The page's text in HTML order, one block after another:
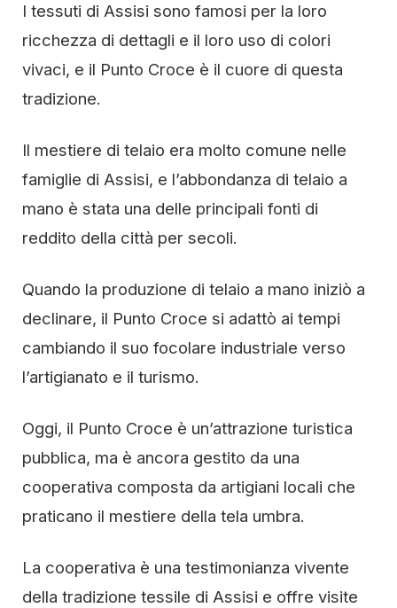
I tessuti di Assisi sono famosi per la loro
ricchezza di dettagli e il loro uso di colori
vivaci, e il Punto Croce è il cuore di questa
tradizione.
Il mestiere di telaio era molto comune nelle
famiglie di Assisi, e l’abbondanza di telaio a
mano è stata una delle principali fonti di
reddito della città per secoli.
Quando la produzione di telaio a mano iniziò a
declinare, il Punto Croce si adattò ai tempi
cambiando il suo focolare industriale verso
l’artigianato e il turismo.
Oggi, il Punto Croce è un’attrazione turistica
pubblica, ma è ancora gestito da una
cooperativa composta da artigiani locali che
praticano il mestiere della tela umbra.
La cooperativa è una testimonianza vivente
della tradizione tessile di Assisi e offre visite